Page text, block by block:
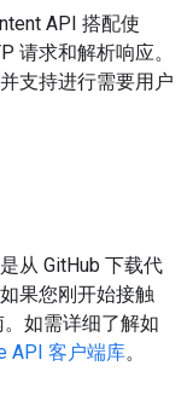
API 搭配使
请求和解析响应。
支持进行需要用户
从 GitHub 下载代
果您刚开始接触
。如需详细了解如
API 客户端库。